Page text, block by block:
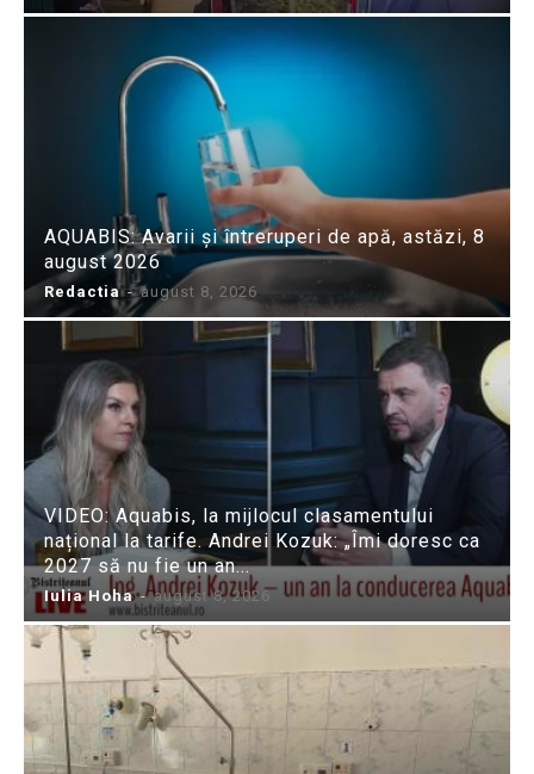
AQUABIS: Avarii și întreruperi de apă, astăzi, 8
august 2026
Redactia - august 8, 2026
VIDEO: Aquabis, la mijlocul clasamentului
național la tarife. Andrei Kozuk: „Îmi doresc ca
2027 să nu fie un an...
Iulia Hoha - august 8, 2026